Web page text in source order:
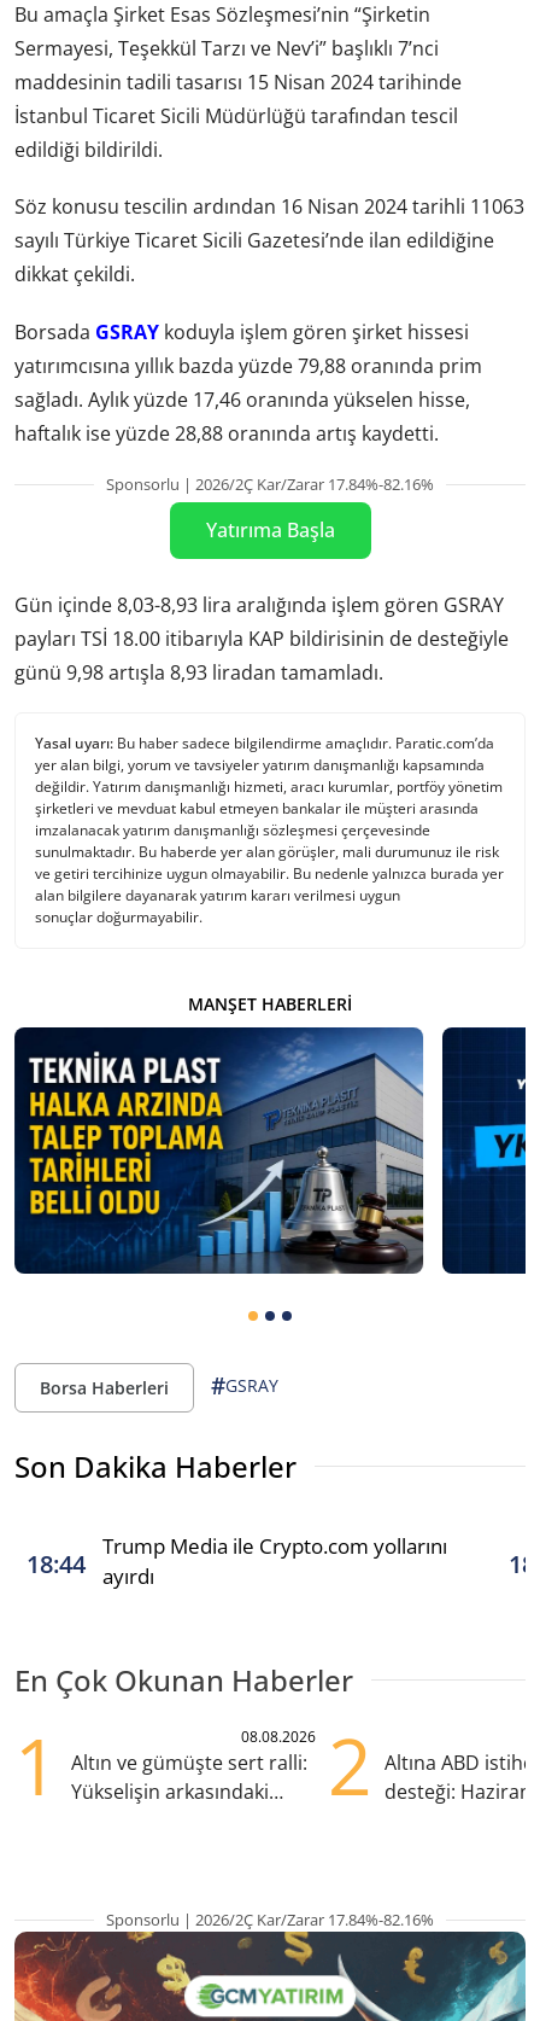
Bu amaçla Şirket Esas Sözleşmesi’nin “Şirketin
Sermayesi, Teşekkül Tarzı ve Nev’i” başlıklı 7’nci
maddesinin tadili tasarısı 15 Nisan 2024 tarihinde
İstanbul Ticaret Sicili Müdürlüğü tarafından tescil
edildiği bildirildi.
Söz konusu tescilin ardından 16 Nisan 2024 tarihli 11063
sayılı Türkiye Ticaret Sicili Gazetesi’nde ilan edildiğine
dikkat çekildi.
Borsada GSRAY koduyla işlem gören şirket hissesi
yatırımcısına yıllık bazda yüzde 79,88 oranında prim
sağladı. Aylık yüzde 17,46 oranında yükselen hisse,
haftalık ise yüzde 28,88 oranında artış kaydetti.
Sponsorlu | 2026/2Ç Kar/Zarar 17.84%-82.16%
Yatırıma Başla
Gün içinde 8,03-8,93 lira aralığında işlem gören GSRAY
payları TSİ 18.00 itibarıyla KAP bildirisinin de desteğiyle
günü 9,98 artışla 8,93 liradan tamamladı.
Yasal uyarı: Bu haber sadece bilgilendirme amaçlıdır. Paratic.com’da
yer alan bilgi, yorum ve tavsiyeler yatırım danışmanlığı kapsamında
değildir. Yatırım danışmanlığı hizmeti, aracı kurumlar, portföy yönetim
şirketleri ve mevduat kabul etmeyen bankalar ile müşteri arasında
imzalanacak yatırım danışmanlığı sözleşmesi çerçevesinde
sunulmaktadır. Bu haberde yer alan görüşler, mali durumunuz ile risk
ve getiri tercihinize uygun olmayabilir. Bu nedenle yalnızca burada yer
alan bilgilere dayanarak yatırım kararı verilmesi uygun
sonuçlar doğurmayabilir.
MANŞET HABERLERI
Borsa Haberleri #GSRAY
Son Dakika Haberler
18:44
Trump Media ile Crypto.com yollarını
ayırdı
En Çok Okunan Haberler
1 08.08.2026
Altın ve gümüşte sert ralli:
Yükselişin arkasındaki
2
Altına ABD
desteği:
Sponsorlu | 2026/2Ç Kar/Zarar 17.84%-82.16%